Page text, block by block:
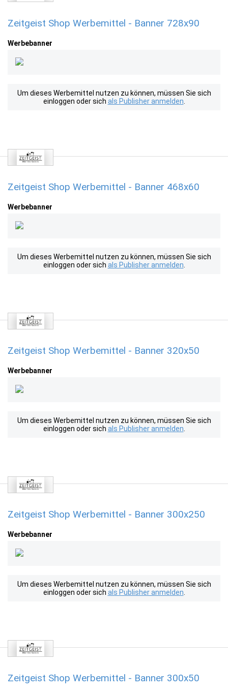
Zeitgeist Shop Werbemittel - Banner 728x90
Werbebanner
Um dieses Werbemittel nutzen zu können, müssen Sie sich
einloggen oder sich als Publisher anmelden
Zeitgeist Shop Werbemittel - Banner 468x60
Werbebanner
Um dieses Werbemittel nutzen zu können, müssen Sie sich
einloggen oder sich als Publisher anmelden
Zeitgeist Shop Werbemittel - Banner 320x50
Werbebanner
Um dieses Werbemittel nutzen zu können, müssen Sie sich
einloggen oder sich als Publisher anmelden
Zeitgeist Shop Werbemittel - Banner 300x250
Werbebanner
Um dieses Werbemittel nutzen zu können, müssen Sie sich
einloggen oder sich als Publisher anmelden
Zeitgeist Shop Werbemittel - Banner 300x50